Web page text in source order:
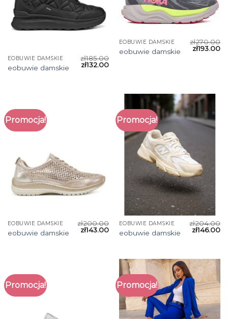
EOBUWIE DAMSKIE
eobuwie damskie
zł185.00
zł132.00
EOBUWIE DAMSKIE
eobuwie damskie
zł270.00
zł193.00
Promocja!
EOBUWIE DAMSKIE
eobuwie damskie
zł200.00
zł143.00
Promocja!
EOBUWIE DAMSKIE
eobuwie damskie
zł204.00
zł146.00
Promocja! Promocja!